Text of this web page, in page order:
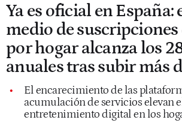
Ya es oficial en España:
medio de
por hogar alcanza los
anuales tras subir más
El encarecimiento de las
acumulación de servicios elevan
entretenimiento digital en los